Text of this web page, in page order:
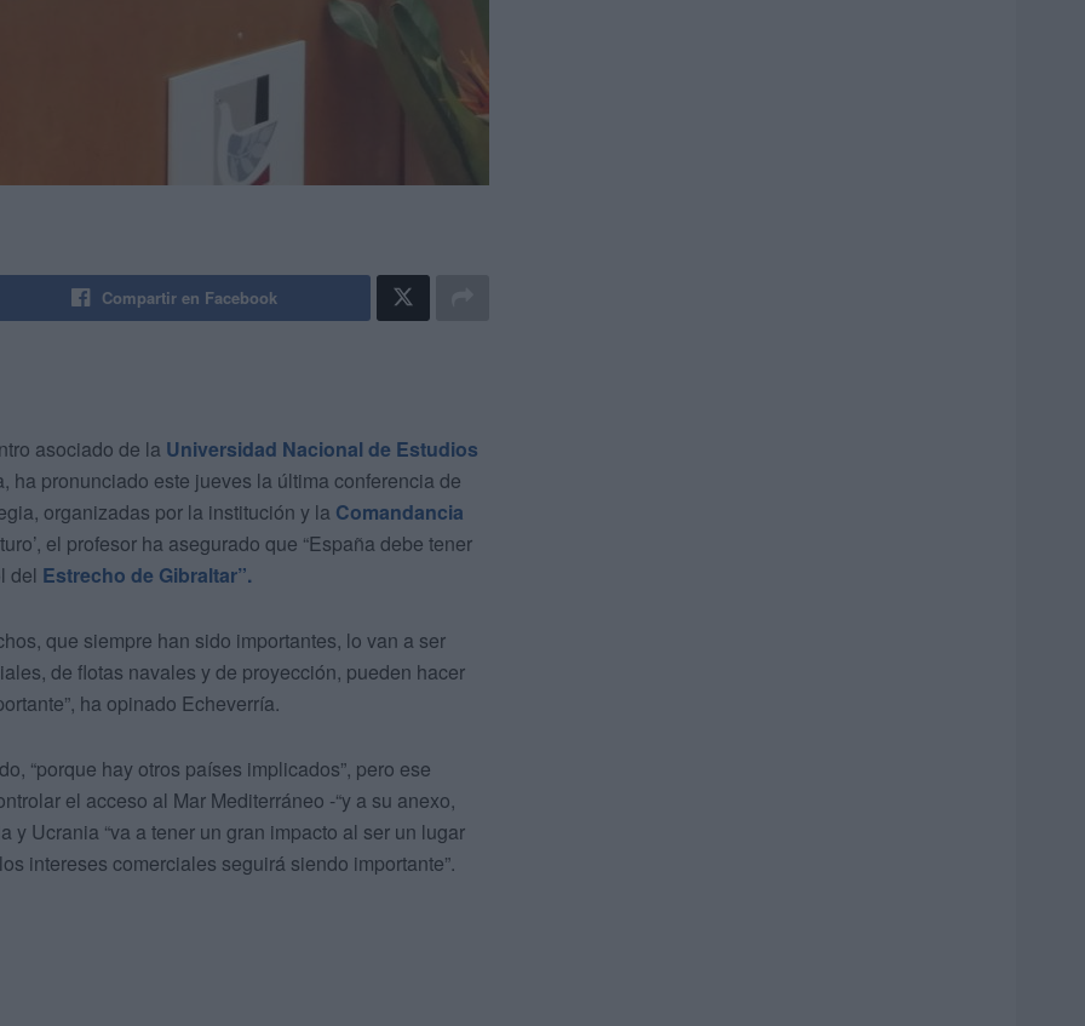
Compartir en Facebook
asociado de la Universidad Nacional de Estudios
ha pronunciado este jueves la última conferencia de
organizadas por la institución y la Comandancia
el profesor ha asegurado que “España debe tener
del Estrecho de Gibraltar”.
que siempre han sido importantes, lo van a ser
de flotas navales y de proyección, pueden hacer
ha opinado Echeverría.
“porque hay otros países implicados”, pero ese
el acceso al Mar Mediterráneo -“y a su anexo,
y Ucrania “va a tener un gran impacto al ser un lugar
intereses comerciales seguirá siendo importante”.